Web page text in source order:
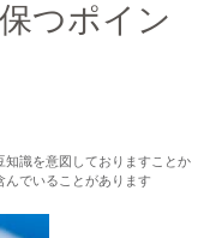
つポイン
識を意図しておりますことか
んでいることがあります